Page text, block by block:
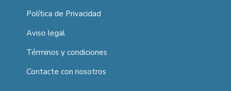
Política de Privacidad
Aviso legal
Términos y condiciones
Contacte con nosotros